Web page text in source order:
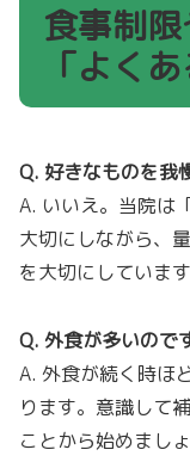
食事制
「よく
Q. 好きなものを我
A. いいえ。当院は
大切にしながら、
を大切にしています
Q. 外食が多いので
A. 外食が続く時ほ
ります。意識して
ことから始めましょ